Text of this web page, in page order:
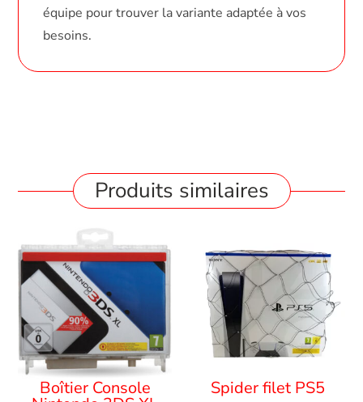
équipe pour trouver la variante adaptée à vos
besoins.
Produits similaires
Boîtier Console Spider filet PS5